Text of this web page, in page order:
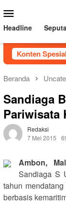
ke
kontenMobile
Headline
Konten Spesial
Kesehatan
Beranda
Sandiaga
Pariwisata
Redaksi
7 Mei 2015
Ambon,
Sandiaga S
tahun
berbasis